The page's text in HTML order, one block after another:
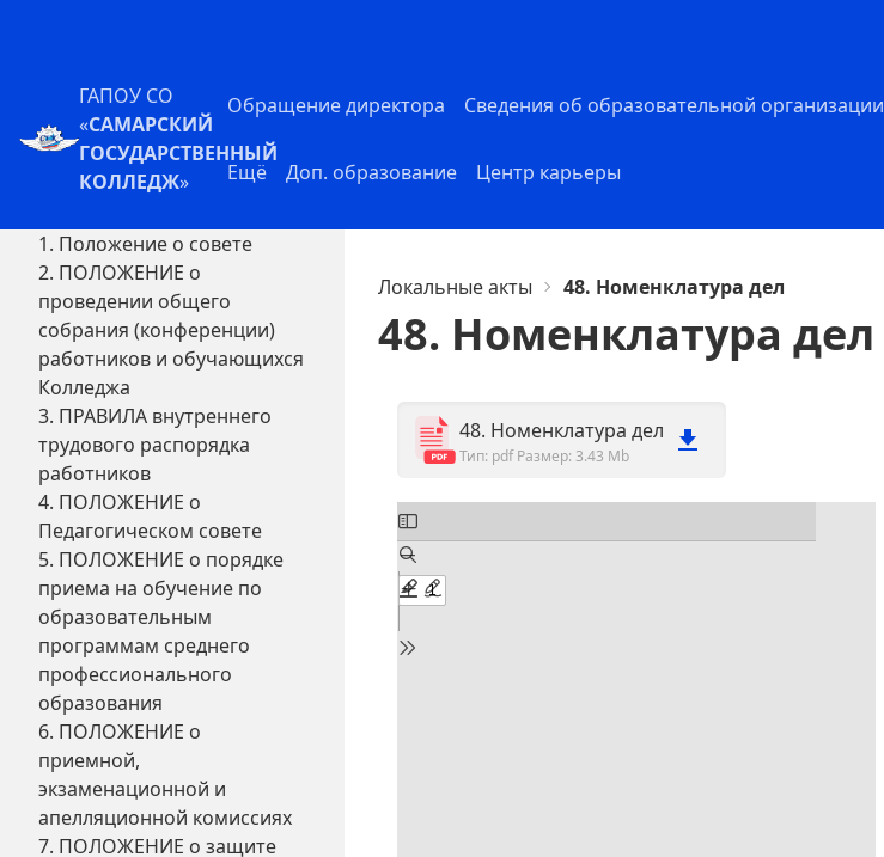
ГАПОУ СО
«САМАРСКИЙ
ГОСУДАРСТВЕННЫЙ
КОЛЛЕДЖ»
Обращение директора Сведения об образовательной организации
Ещё Доп. образование Центр карьеры
1. Положение о совете
2. ПОЛОЖЕНИЕ о
проведении общего
собрания (конференции)
работников и обучающихся
Колледжа
3. ПРАВИЛА внутреннего
трудового распорядка
работников
4. ПОЛОЖЕНИЕ о
Педагогическом совете
5. ПОЛОЖЕНИЕ о порядке
приема на обучение по
образовательным
программам среднего
профессионального
образования
6. ПОЛОЖЕНИЕ о
приемной,
экзаменационной и
апелляционной комиссиях
7. ПОЛОЖЕНИЕ о защите
Локальные акты 48. Номенклатура дел
48. Номенклатура дел
48. Номенклатура дел
Тип: pdf Размер: 3.43 Mb